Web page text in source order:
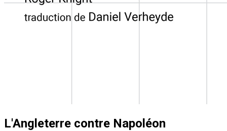
L'Angleterre contre Napoléon